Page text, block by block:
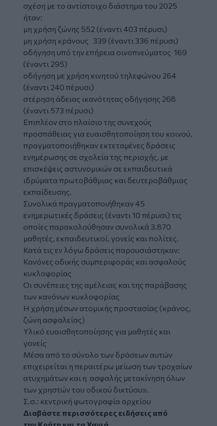
σχέση με το αντίστοιχο διάστημα του 2025
ήταν:
μη χρήση ζώνης 552 (έναντι 403 πέρυσι)
μη χρήση κράνους 339 (έναντι 336 πέρυσι)
οδήγηση υπό την επήρεια οινοπνεύματος 169
(έναντι 295)
οδήγηση με χρήση κινητού τηλεφώνου 264
(έναντι 240 πέρυσι)
στέρηση άδειας ικανότητας οδήγησης 268
(έναντι 573 πέρυσι)
Επιπλέον στο πλαίσιο της συνεχούς
προσπάθειας για ευαισθητοποίηση του κοινού,
πραγματοποιήθηκαν εκτεταμένες δράσεις
ενημέρωσης σε σχολεία της περιοχής, με
επισκέψεις αστυνομικών σε εκπαιδευτικά
ιδρύματα πρωτοβάθμιας και δευτεροβάθμιας
εκπαίδευσης.
Συνολικά πραγματοποιήθηκαν 45
ενημερωτικές δράσεις (έναντι 10 πέρυσι) τις
οποίες παρακολούθησαν συνολικά 3.870
μαθητές, εκπαιδευτικοί, γονείς και πολίτες.
Κατά τις εν λόγω δράσεις παρουσιάστηκαν:
Κανόνες οδικής συμπεριφοράς και ασφαλούς
κυκλοφορίας
Οι συνέπειες της αμέλειας και της παράβασης
των κανόνων κυκλοφορίας
Η χρήση μέσων ατομικής προστασίας (κράνος,
ζώνη ασφαλείας)
Υλικό ευαισθητοποίησης για μαθητές και
γονείς
Μέσα από το σύνολο των δράσεων αυτών
επιχειρείται η περαιτέρω μείωση των τροχαίων
ατυχημάτων και η ασφαλής μετακίνηση όλων
των χρηστών του οδικού δικτύου».
Σ.σ.: κεντρική φωτογραφία αρχείου
Διαβάστε περισσότερες ειδήσεις από